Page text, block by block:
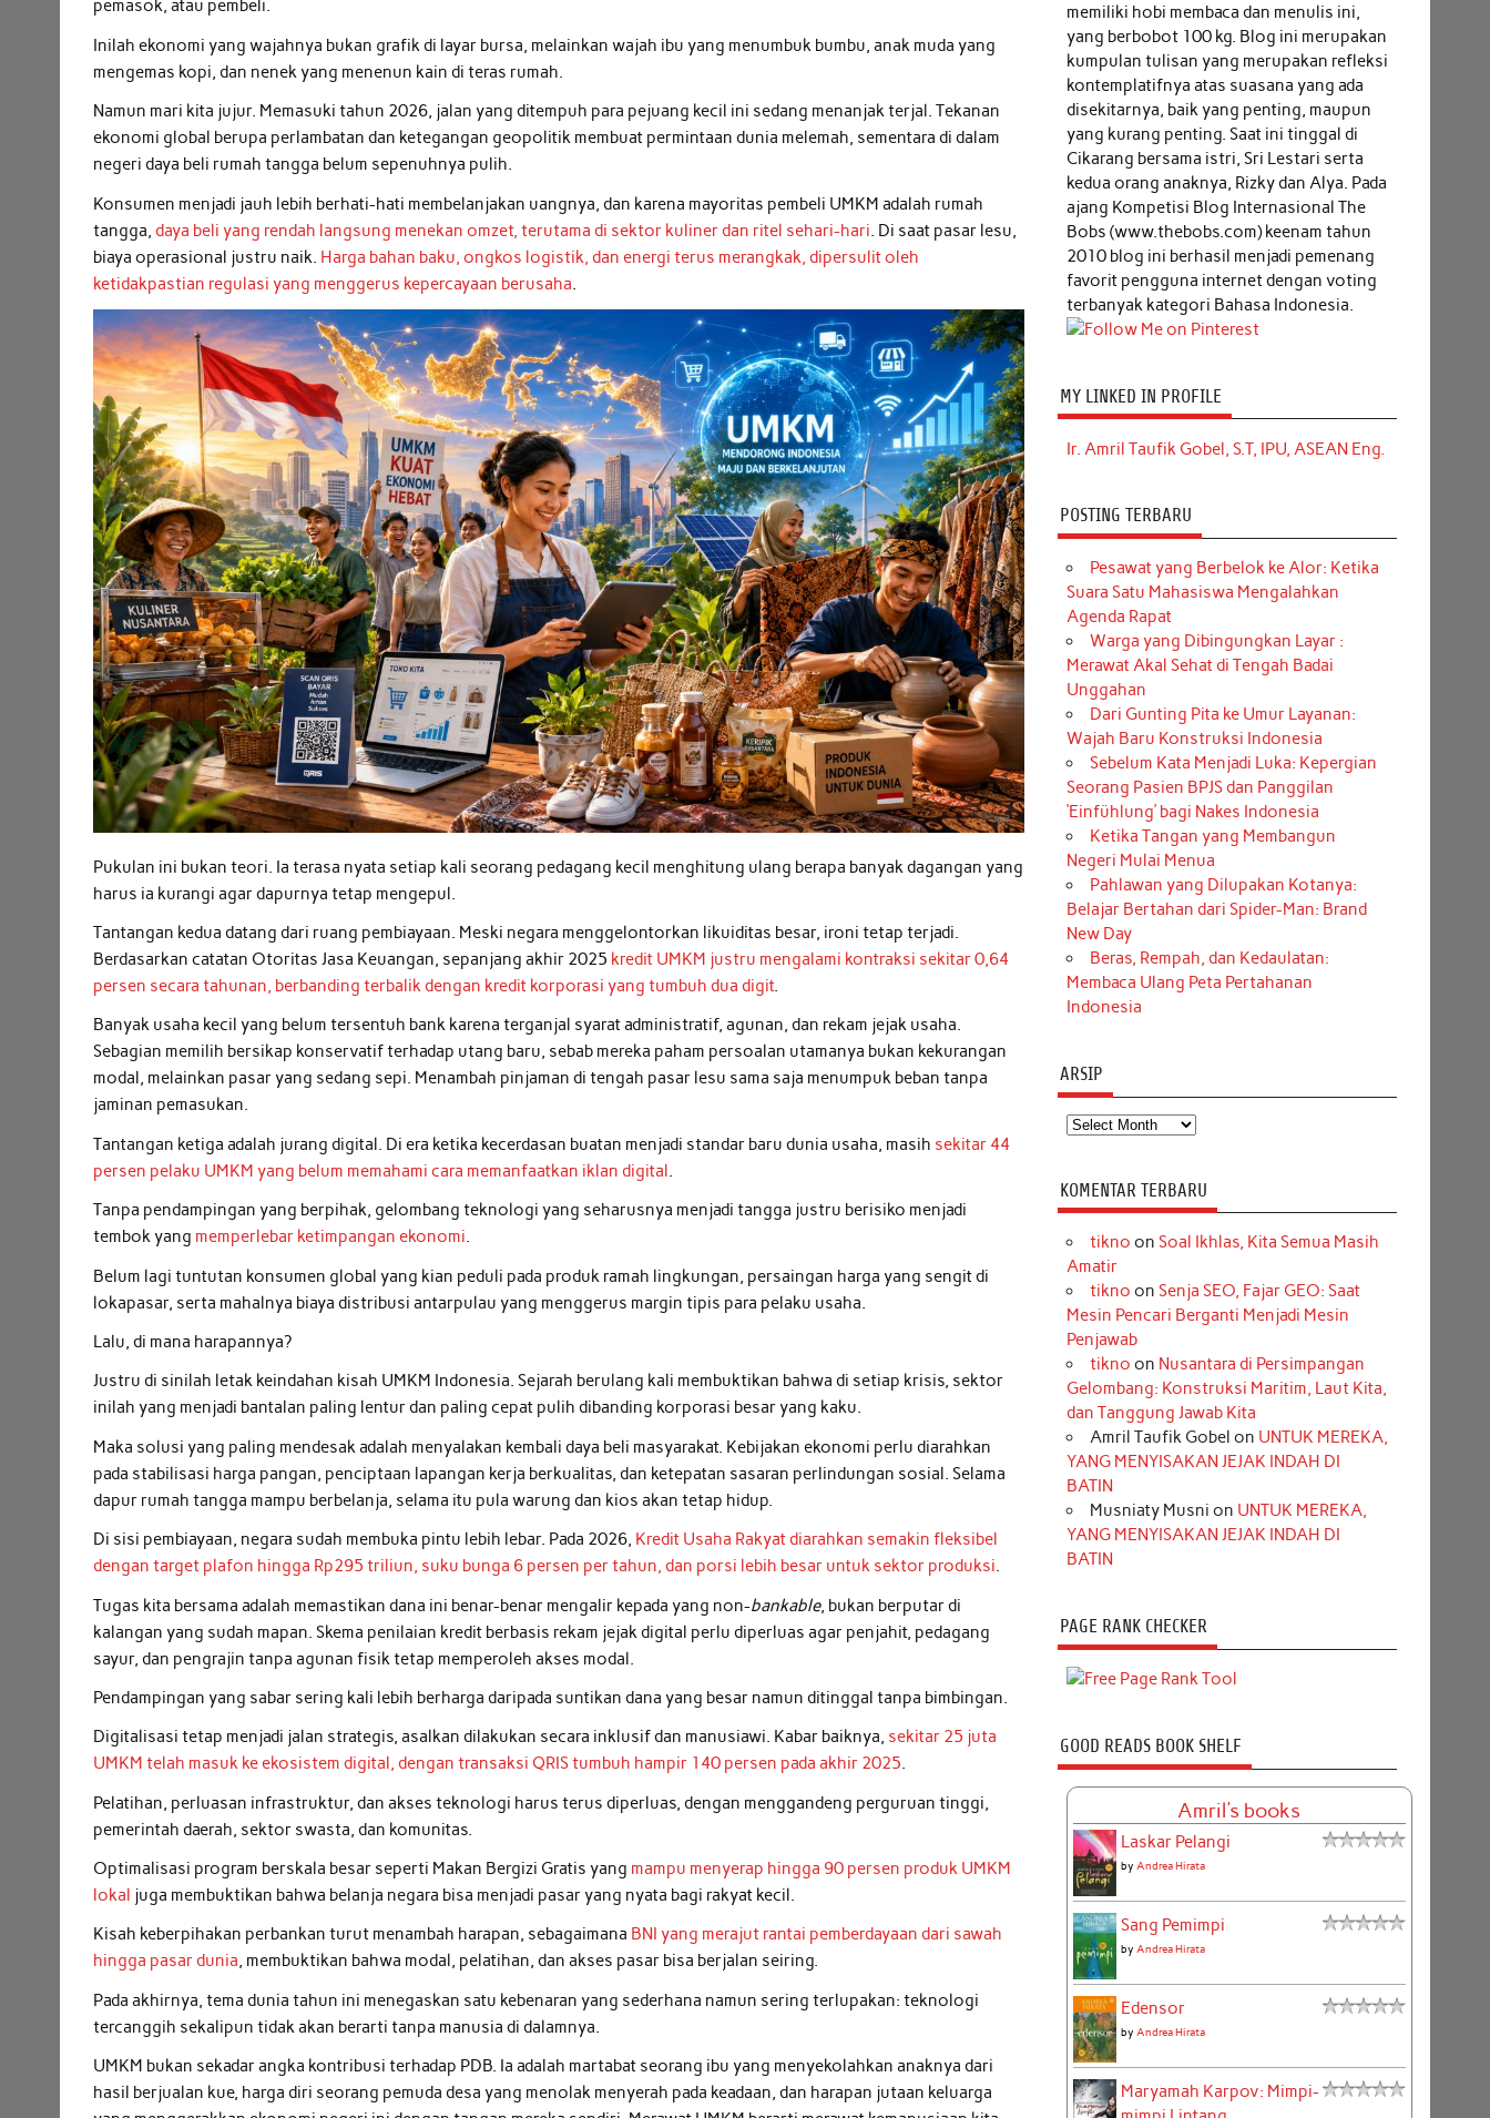
pemasok, atau pembeli.
Inilah ekonomi yang wajahnya bukan grafik di layar bursa, melainkan wajah ibu yang menumbuk bumbu, anak muda yang
mengemas kopi, dan nenek yang menenun kain di teras rumah.
Namun mari kita jujur. Memasuki tahun 2026, jalan yang ditempuh para pejuang kecil ini sedang menanjak terjal. Tekanan
ekonomi global berupa perlambatan dan ketegangan geopolitik membuat permintaan dunia melemah, sementara di dalam
negeri daya beli rumah tangga belum sepenuhnya pulih.
Konsumen menjadi jauh lebih berhati-hati membelanjakan uangnya, dan karena mayoritas pembeli UMKM adalah rumah
tangga,daya beli yang rendah langsung menekan omzet, terutama di sektor kuliner dan ritel sehari-hari . Di saat pasar lesu,
biaya operasional justru naik. Harga bahan baku, ongkos logistik, dan energi terus merangkak, dipersulit oleh
ketidakpastian regulasi yang menggerus kepercayaan berusaha
Pukulan ini bukan teori. Ia terasa nyata setiap kali seorang pedagang kecil menghitung ulang berapa banyak dagangan yang
harus ia kurangi agar dapurnya tetap mengepul.
Tantangan kedua datang dari ruang pembiayaan. Meski negara menggelontorkan likuiditas besar, ironi tetap terjadi.
Berdasarkan catatan Otoritas Jasa Keuangan, sepanjang akhir 2025 kredit UMKM justru mengalami kontraksi sekitar 0,64
persen secara tahunan, berbanding terbalik dengan kredit korporasi yang tumbuh dua digit.
Banyak usaha kecil yang belum tersentuh bank karena terganjal syarat administratif, agunan, dan rekam jejak usaha.
Sebagian memilih bersikap konservatif terhadap utang baru, sebab mereka paham persoalan utamanya bukan kekurangan
modal, melainkan pasar yang sedang sepi. Menambah pinjaman di tengah pasar lesu sama saja menumpuk beban tanpa
jaminan pemasukan.
Tantangan ketiga adalah jurang digital. Di era ketika kecerdasan buatan menjadi standar baru dunia usaha, masih sekitar 44
persen pelaku UMKM yang belum memahami cara memanfaatkan iklan digital.
Tanpa pendampingan yang berpihak, gelombang teknologi yang seharusnya menjadi tangga justru berisiko menjadi
tembok yang memperlebar ketimpangan ekonomi.
Belum lagi tuntutan konsumen global yang kian peduli pada produk ramah lingkungan, persaingan harga yang sengit di
lokapasar, serta mahalnya biaya distribusi antarpulau yang menggerus margin tipis para pelaku usaha.
Lalu, di mana harapannya?
Justru di sinilah letak keindahan kisah UMKM Indonesia. Sejarah berulang kali membuktikan bahwa di setiap krisis, sektor
inilah yang menjadi bantalan paling lentur dan paling cepat pulih dibanding korporasi besar yang kaku.
Maka solusi yang paling mendesak adalah menyalakan kembali daya beli masyarakat. Kebijakan ekonomi perlu diarahkan
pada stabilisasi harga pangan, penciptaan lapangan kerja berkualitas, dan ketepatan sasaran perlindungan sosial. Selama
dapur rumah tangga mampu berbelanja, selama itu pula warung dan kios akan tetap hidup.
Di sisi pembiayaan, negara sudah membuka pintu lebih lebar. Pada 2026, Kredit Usaha Rakyat diarahkan semakin fleksibel
dengan target plafon hingga Rp295 triliun, suku bunga 6 persen per tahun, dan porsi lebih besar untuk sektor produksi.
Tugas kita bersama adalah memastikan dana ini benar-benar mengalir kepada yang non-bankable, bukan berputar di
kalangan yang sudah mapan. Skema penilaian kredit berbasis rekam jejak digital perlu diperluas agar penjahit, pedagang
sayur, dan pengrajin tanpa agunan fisik tetap memperoleh akses modal.
Pendampingan yang sabar sering kali lebih berharga daripada suntikan dana yang besar namun ditinggal tanpa bimbingan.
Digitalisasi tetap menjadi jalan strategis, asalkan dilakukan secara inklusif dan manusiawi. Kabar baiknya, sekitar 25 juta
UMKM telah masuk ke ekosistem digital, dengan transaksi QRIS tumbuh hampir 140 persen pada akhir 2025.
Pelatihan, perluasan infrastruktur, dan akses teknologi harus terus diperluas, dengan menggandeng perguruan tinggi,
pemerintah daerah, sektor swasta, dan komunitas.
Optimalisasi program berskala besar seperti Makan Bergizi Gratis yang mampu menyerap hingga 90 persen produk UMKM
lokal juga membuktikan bahwa belanja negara bisa menjadi pasar yang nyata bagi rakyat kecil.
Kisah keberpihakan perbankan turut menambah harapan, sebagaimana BNI yang merajut rantai pemberdayaan dari sawah
hingga pasar dunia, membuktikan bahwa modal, pelatihan, dan akses pasar bisa berjalan seiring.
Pada akhirnya, tema dunia tahun ini menegaskan satu kebenaran yang sederhana namun sering terlupakan: teknologi
tercanggih sekalipun tidak akan berarti tanpa manusia di dalamnya.
UMKM bukan sekadar angka kontribusi terhadap PDB. Ia adalah martabat seorang ibu yang menyekolahkan anaknya dari
hasil berjualan kue, harga diri seorang pemuda desa yang menolak menyerah pada keadaan, dan harapan jutaan keluarga
memiliki hobi membaca dan menulis ini,
yang berbobot 100 kg. Blog ini merupakan
kumpulan tulisan yang merupakan refleksi
kontemplatifnya atas suasana yang ada
disekitarnya, baik yang penting, maupun
yang kurang penting. Saat ini tinggal di
Cikarang bersama istri, Sri Lestari serta
kedua orang anaknya, Rizky dan Alya. Pada
ajang Kompetisi Blog Internasional The
Bobs (www.thebobs.com) keenam tahun
2010 blog ini berhasil menjadi pemenang
favorit pengguna internet dengan voting
terbanyak kategori Bahasa Indonesia.
MY LINKED IN PROFILE
Ir. Amril Taufik Gobel, S.T, IPU, ASEAN Eng.
POSTING TERBARU
Pesawat yang Berbelok ke Alor: Ketika
Suara Satu Mahasiswa Mengalahkan
Agenda Rapat
Warga yang Dibingungkan Layar :
Merawat Akal Sehat di Tengah Badai
Unggahan
Dari Gunting Pita ke Umur Layanan:
Wajah Baru Konstruksi Indonesia
Sebelum Kata Menjadi Luka: Kepergian
Seorang Pasien BPJS dan Panggilan
‘Einfühlung’ bagi Nakes Indonesia
Ketika Tangan yang Membangun
Negeri Mulai Menua
Pahlawan yang Dilupakan Kotanya:
Belajar Bertahan dari Spider-Man: Brand
New Day
Beras, Rempah, dan Kedaulatan:
Membaca Ulang Peta Pertahanan
Indonesia
ARSIP
Arsip
KOMENTAR TERBARU
tikno on Soal Ikhlas, Kita Semua Masih
Amatir
tikno on Senja SEO, Fajar GEO: Saat
Mesin Pencari Berganti Menjadi Mesin
Penjawab
tikno on Nusantara di Persimpangan
Gelombang: Konstruksi Maritim, Laut Kita,
dan Tanggung Jawab Kita
Amril Taufik Gobel on UNTUK MEREKA,
YANG MENYISAKAN JEJAK INDAH DI
BATIN
Musniaty Musni on UNTUK MEREKA,
YANG MENYISAKAN JEJAK INDAH DI
BATIN
PAGE RANK CHECKER
GOOD READS BOOK SHELF
Amril's books
Laskar Pelangi
by Andrea Hirata
Sang Pemimpi
by Andrea Hirata
Edensor
by Andrea Hirata
Maryamah Karpov: Mimpi-